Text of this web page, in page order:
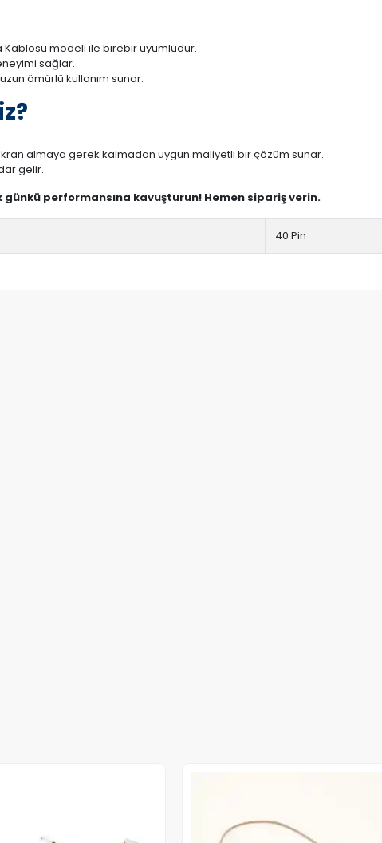
Kablosu modeli ile birebir uyumludur.
sağlar.
ömürlü kullanım sunar.
almaya gerek kalmadan uygun maliyetli bir çözüm sunar.
gelir.
günkü performansına kavuşturun! Hemen sipariş verin.
40 Pin